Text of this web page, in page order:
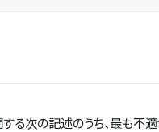
る次の記述のうち、最も不